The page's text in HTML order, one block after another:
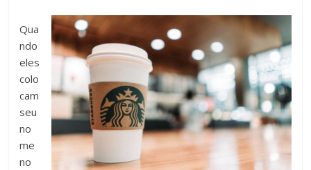
Qua
ndo
eles
colo
cam
seu
no
me
no